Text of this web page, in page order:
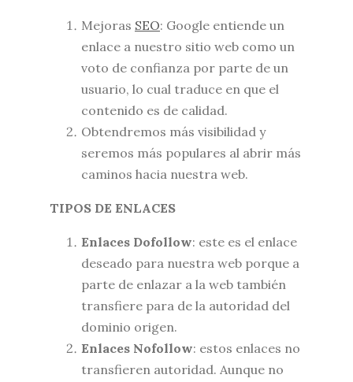
Mejoras SEO: Google entiende un
enlace a nuestro sitio web como un
voto de confianza por parte de un
usuario, lo cual traduce en que el
contenido es de calidad.
Obtendremos más visibilidad y
seremos más populares al abrir más
caminos hacia nuestra web.
TIPOS DE ENLACES
Enlaces Dofollow: este es el enlace
deseado para nuestra web porque a
parte de enlazar a la web también
transfiere para de la autoridad del
dominio origen.
Enlaces Nofollow: estos enlaces no
transfieren autoridad. Aunque no